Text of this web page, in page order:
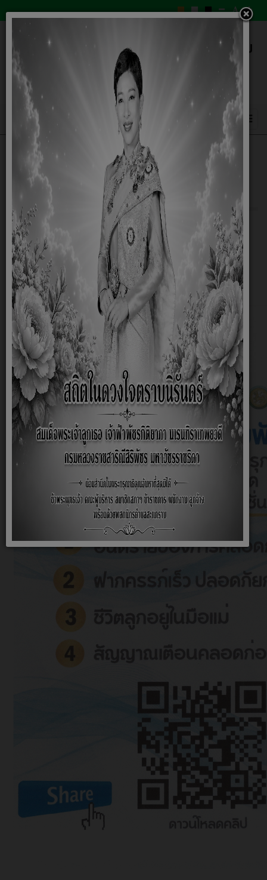
ประชาสัมพันธ์ เรื่อง โครงการเสริมสร้าง
สุขภาพเชิงรุก เพื่อลดภาวะคลอดก่อนกำหนด
14 พฤศจิกายน 2568
ประชาสัมพันธ์
เรื่องโครงการเสริมสร้างสุขภาพเชิงรุก เพื่อลดภาวะคลอดก่อนกำหนด